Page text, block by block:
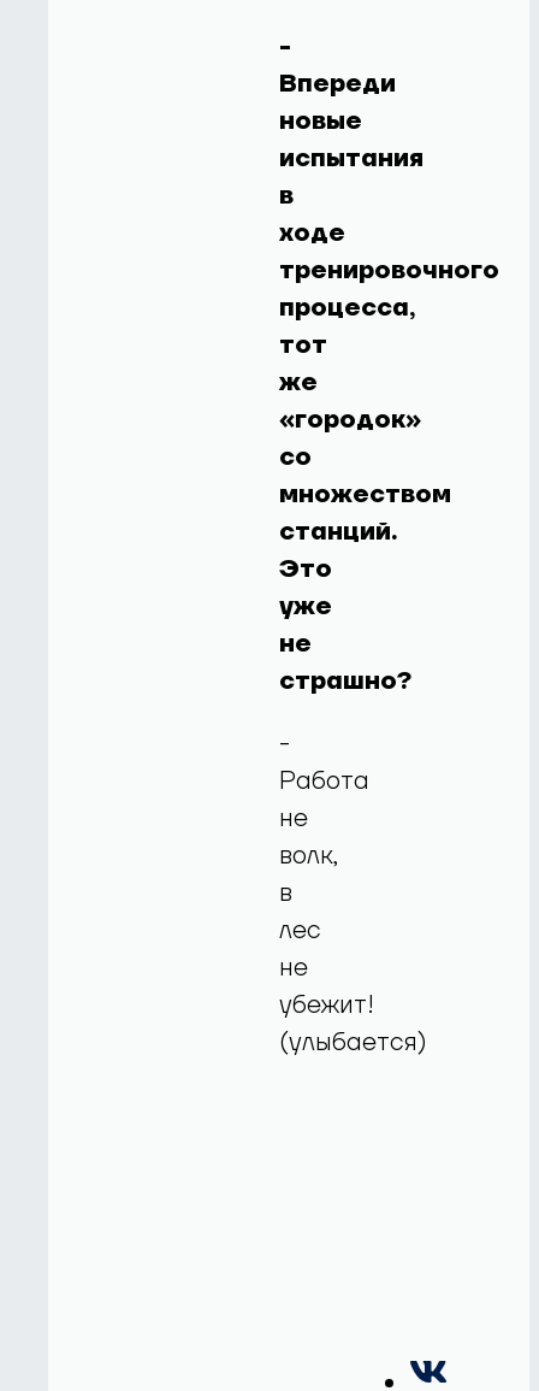
-
Впереди
новые
испытания
в
ходе
тренировочного
процесса,
тот
же
«городок»
со
множеством
станций.
Это
уже
не
страшно?
-
Работа
не
волк,
в
лес
не
убежит!
(улыбается)